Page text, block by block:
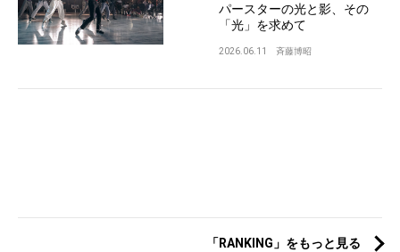
パースターの光と影、その
「光」を求めて
2026.06.11 斉藤博昭
「RANKING」をもっと見る